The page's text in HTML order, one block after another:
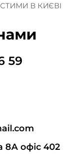
В КИЄВІ
59
8А офіс 402